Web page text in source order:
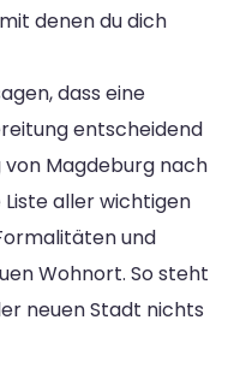
denen du dich
dass eine
entscheidend
Magdeburg nach
Liste aller wichtigen
und
Wohnort. So steht
neuen Stadt nichts